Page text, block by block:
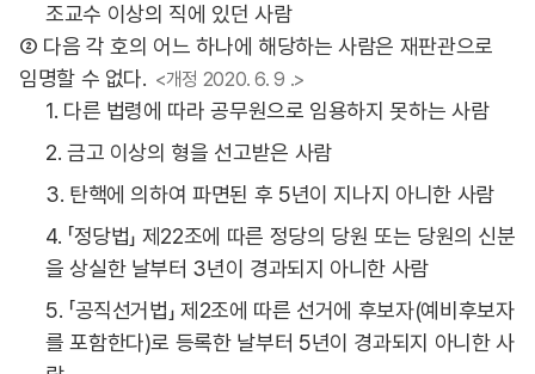
조교수 이상의 직에 있던 사람
② 다음 각 호의 어느 하나에 해당하는 사람은 재판관으로
임명할 수 없다. <개정 2020. 6. 9 .>
1. 다른 법령에 따라 공무원으로 임용하지 못하는 사람
2. 금고 이상의 형을 선고받은 사람
3. 탄핵에 의하여 파면된 후 5년이 지나지 아니한 사람
4. 「정당법」 제22조에 따른 정당의 당원 또는 당원의 신분
을 상실한 날부터 3년이 경과되지 아니한 사람
5. 「공직선거법」 제2조에 따른 선거에 후보자(예비후보자
를 포함한다)로 등록한 날부터 5년이 경과되지 아니한 사